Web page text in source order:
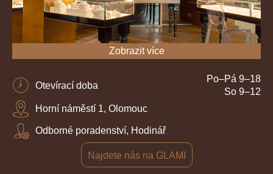
Zobrazit více
Otevírací doba
Po–Pá 9–18
So 9–12
Horní náměstí 1, Olomouc
Odborné poradenství, Hodinář
Najdete nás na GLAMI